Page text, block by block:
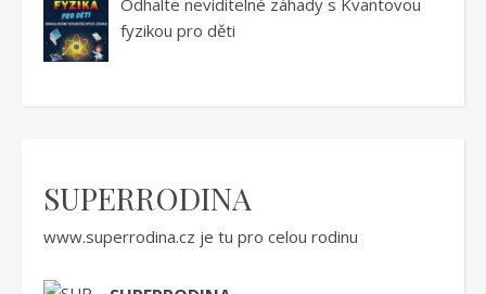
Odhalte neviditelné záhady s Kvantovou
fyzikou pro děti
SUPERRODINA
www.superrodina.cz je tu pro celou rodinu